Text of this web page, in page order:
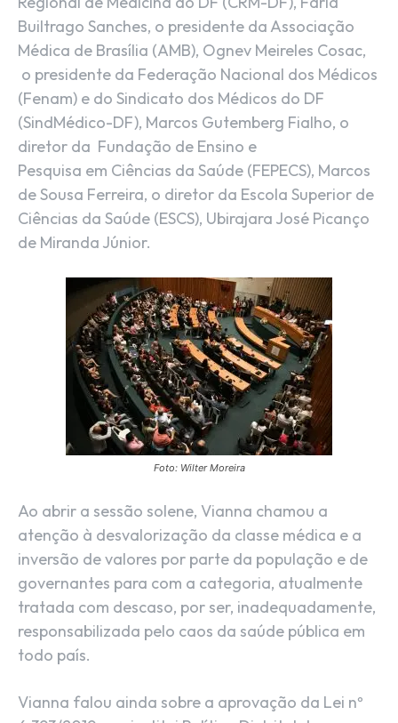
Builtrago Sanches, o presidente da Associação
Médica de Brasília (AMB), Ognev Meireles Cosac,
o presidente da Federação Nacional dos Médicos
(Fenam) e do Sindicato dos Médicos do DF
(SindMédico-DF), Marcos Gutemberg Fialho, o
diretor da Fundação de Ensino e
Pesquisa em Ciências da Saúde (FEPECS), Marcos
de Sousa Ferreira, o diretor da Escola Superior de
Ciências da Saúde (ESCS), Ubirajara José Picanço
de Miranda Júnior.
Foto: Wilter Moreira
Ao abrir a sessão solene, Vianna chamou a
atenção à desvalorização da classe médica e a
inversão de valores por parte da população e de
governantes para com a categoria, atualmente
tratada com descaso, por ser, inadequadamente,
responsabilizada pelo caos da saúde pública em
todo país.
Vianna falou ainda sobre a aprovação da Lei nº